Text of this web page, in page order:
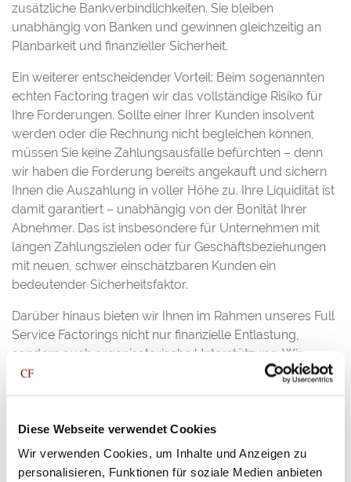
Diese Webseite verwendet Cookies
Wir verwenden Cookies, um Inhalte und Anzeigen zu
personalisieren, Funktionen für soziale Medien anbieten
zusätzliche Bankverbindlichkeiten. Sie bleiben
unabhängig von Banken und gewinnen gleichzeitig an
Planbarkeit und finanzieller Sicherheit.
Ein weiterer entscheidender Vorteil: Beim sogenannten
echten Factoring tragen wir das vollständige Risiko für
Ihre Forderungen. Sollte einer Ihrer Kunden insolvent
werden oder die Rechnung nicht begleichen können,
müssen Sie keine Zahlungsausfälle befürchten – denn
wir haben die Forderung bereits angekauft und sichern
Ihnen die Auszahlung in voller Höhe zu. Ihre Liquidität ist
damit garantiert – unabhängig von der Bonität Ihrer
Abnehmer. Das ist insbesondere für Unternehmen mit
langen Zahlungszielen oder für Geschäftsbeziehungen
mit neuen, schwer einschätzbaren Kunden ein
bedeutender Sicherheitsfaktor.
Darüber hinaus bieten wir Ihnen im Rahmen unseres Full
Service Factorings nicht nur finanzielle Entlastung,
sondern auch organisatorische Unterstützung. Wir
übernehmen für Sie das gesamte
Überwachung der Zahlungseingänge bis hin zum
professionellen Mahnwesen. Selbst wenn es zu
Zahlungsverzögerungen kommt, sorgen wir dafür, dass